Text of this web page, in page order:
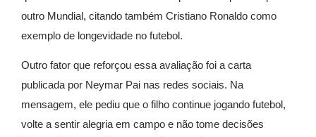
outro Mundial, citando também Cristiano Ronaldo como
exemplo de longevidade no futebol.
Outro fator que reforçou essa avaliação foi a carta
publicada por Neymar Pai nas redes sociais. Na
mensagem, ele pediu que o filho continue jogando futebol,
volte a sentir alegria em campo e não tome decisões